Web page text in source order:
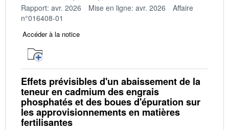
Rapport: avr. 2026 Mise en ligne: avr. 2026
Affaire
n°016408-01
Accéder à la notice
Effets prévisibles d'un abaissement de la
teneur en cadmium des engrais
phosphatés et des boues d'épuration sur
les approvisionnements en matières
fertilisantes